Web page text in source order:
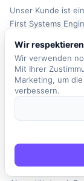
Unser Kunde ist
First Systems
Intelligenz in
Unternehmen als
technische
AWS-Plattform
zusammen, um
besteht darin, AI
zu generieren
Sie nicht nur in
hochverfügbare
Wir
Wir verwenden
Mit Ihrer
Marketing, um
verbessern.